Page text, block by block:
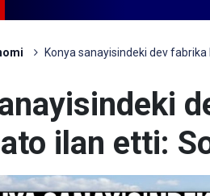
Konya sanayisindeki dev
ilan etti: